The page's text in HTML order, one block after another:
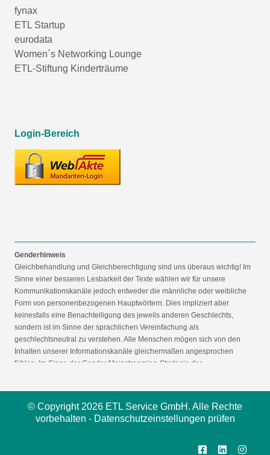
fynax
ETL Startup
eurodata
Women´s Networking Lounge
ETL-Stiftung Kinderträume
Login-Bereich
Genderhinweis
Gleichbehandlung und Gleichberechtigung sind uns überaus wichtig! Im
Sinne einer besseren Lesbarkeit der Texte wählen wir für unsere
Kommunikationskanäle jedoch entweder die männliche oder weibliche
Form von personenbezogenen Hauptwörtern. Dies impliziert aber
keinesfalls eine Benachteiligung des jeweils anderen Geschlechts,
sondern ist im Sinne der sprachlichen Vereinfachung als
geschlechtsneutral zu verstehen. Alle Menschen mögen sich von den
Inhalten unserer Informationskanäle gleichermaßen angesprochen
fühlen. Im Sinne der Gender Mainstreaming-Strategie der
© Copyright 2026 ETL Service GmbH. Alle Rechte
vorbehalten - Datenschutzeinstellungen prüfen